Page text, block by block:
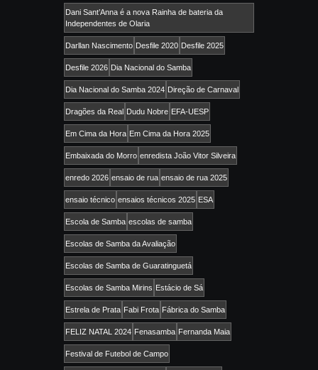
Dani Sant’Anna é a nova Rainha de bateria da
Independentes de Olaria
Darllan Nascimento Desfile 2020 Desfile 2025
Desfile 2026 Dia Nacional do Samba
Dia Nacional do Samba 2024 Direção de Carnaval
Dragões da Real Dudu Nobre EFA-UESP
Em Cima da Hora Em Cima da Hora 2025
Embaixada do Morro enredista João Vitor Silveira
enredo 2026 ensaio de rua ensaio de rua 2025
ensaio técnico ensaios técnicos 2025 ESA
Escola de Samba escolas de samba
Escolas de Samba da Avaliação
Escolas de Samba de Guaratinguetá
Escolas de Samba Mirins Estácio de Sá
Estrela de Prata Fabi Frota Fábrica do Samba
FELIZ NATAL 2024 Fenasamba Fernanda Maia
Festival de Futebol de Campo